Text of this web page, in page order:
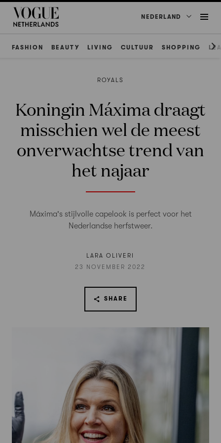
NEDERLAND
FASHION BEAUTY LIVING CULTUUR SHOPPING
ROYALS
Koningin Máxima draagt
misschien wel de meest
onverwachtse trend van
het najaar
Máxima's stijlvolle capelook is perfect voor het
Nederlandse herfstweer.
LARA OLIVERI
23 NOVEMBER 2022
SHARE